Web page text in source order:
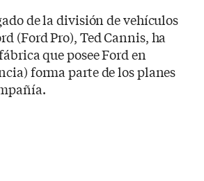
de la división de vehículos
(Ford Pro), Ted Cannis, ha
que posee Ford en
forma parte de los planes